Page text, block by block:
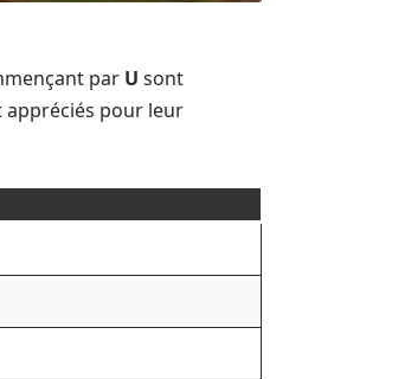
par U sont
appréciés pour leur